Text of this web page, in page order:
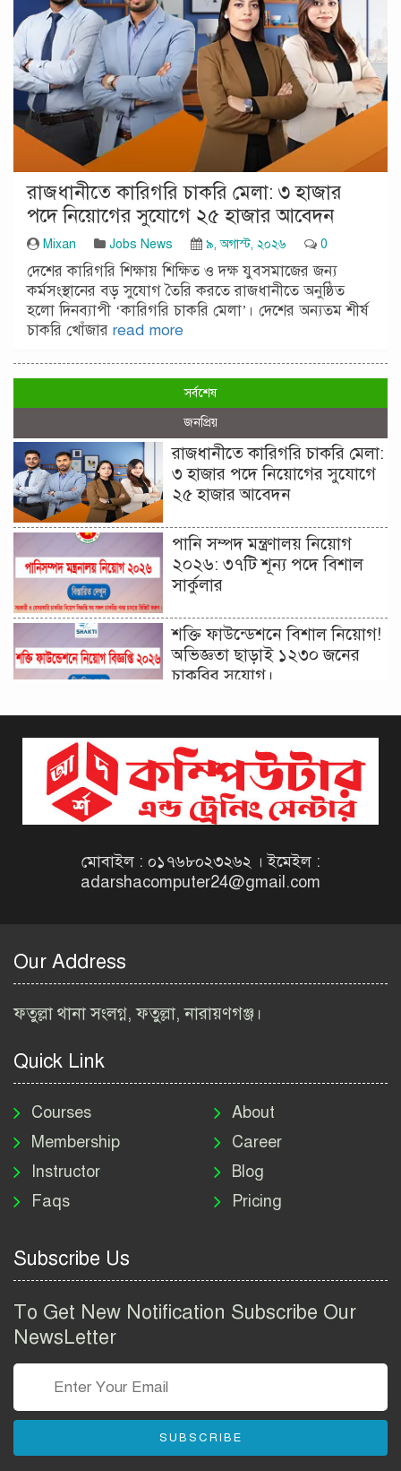
রাজধানীতে কারিগরি চাকরি মেলা: ৩ হাজার
পদে নিয়োগের সুযোগে ২৫ হাজার আবেদন
Mixan Jobs News ৯, অগাস্ট, ২০২৬ 0
দেশের কারিগরি শিক্ষায় শিক্ষিত ও দক্ষ যুবসমাজের জন্য
কর্মসংস্থানের বড় সুযোগ তৈরি করতে রাজধানীতে অনুষ্ঠিত
হলো দিনব্যাপী ‘কারিগরি চাকরি মেলা’। দেশের অন্যতম শীর্ষ
চাকরি খোঁজার read more
সর্বশেষ
জনপ্রিয়
রাজধানীতে কারিগরি চাকরি মেলা:
৩ হাজার পদে নিয়োগের সুযোগে
২৫ হাজার আবেদন
পানি সম্পদ মন্ত্রণালয় নিয়োগ
২০২৬: ৩৭টি শূন্য পদে বিশাল
সার্কুলার
শক্তি ফাউন্ডেশনে বিশাল নিয়োগ!
অভিজ্ঞতা ছাড়াই ১২৩০ জনের
চাকরির সুযোগ।
বিজ্ঞপ্তি ২০২৬ | Taxes Zone
Dinajpur Job Circular 2026
বেসরকারি সংস্থা সেতু (SETU)
Job Circular 2026
২০২৬ | BIWTA Job Circular
মাদকদ্রব্য নিয়ন্ত্রণ অধিদপ্তর
নিয়োগ বিজ্ঞপ্তি ২০২৬ | DNC
Job Circular 2026
পাসপোর্ট করতে কি কি লাগে
২০২৬ | ই-পাসপোর্ট আবেদন ও
Group Job Circular 2026
তথ্য অধিদপ্তর নিয়োগ বিজ্ঞপ্তি
বাংলাদেশ পুলিশ এএসআই
মোবাইল : ০১৭৬৮০২৩২৬২ । ইমেইল :
adarshacomputer24@gmail.com
Our Address
ফতুল্লা থানা সংলগ্ন, ফতুল্লা, নারায়ণগঞ্জ।
Quick Link
Courses
Membership
Instructor
Faqs
About
Career
Blog
Pricing
Subscribe Us
To Get New Notification Subscribe Our
NewsLetter
SUBSCRIBE